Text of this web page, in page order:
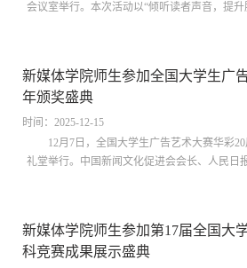
会议室举行。本次活动以“倾听读者声音，提
迎和感谢，并表示“馆长接待日”是图书馆践行“
重要举措，旨在搭建常态化沟通平台，广泛听
改进，努力为师生提供更...
新媒体学院师生参加全国大学生广
年颁奖盛典
时间：2025-12-15
12月7日，全国大学生广告艺术大赛华彩
礼堂举行。中国新闻文化促进会会长、人民日
授，西安交通大学领军学者、新闻与新媒体学
AIGC微短剧大赛创始人、新闻与新媒体学院缑
新媒体学院师生参加第17届全国大
科竞赛成果展示盛典